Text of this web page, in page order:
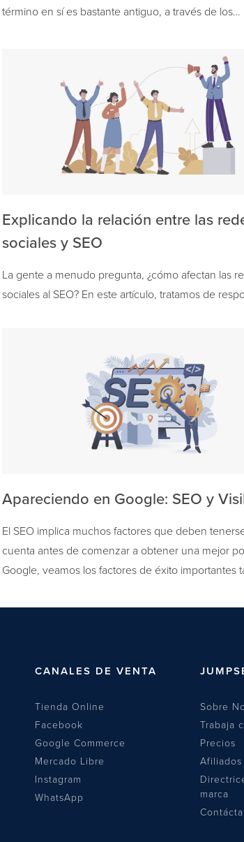
término en sí es bastante antiguo, a través de los…
Explicando la relación entre las
sociales y SEO
La gente a menudo pregunta, ¿cómo afectan las
sociales al SEO? En este artículo, tratamos de
Apareciendo en Google: SEO y
El SEO implica muchos factores que deben
cuenta antes de comenzar a obtener una mejor
Google, veamos los factores de éxito importantes
CANALES DE VENTA
Tienda Online
Facebook
Google Commerce
Mercado Libre
Instagram
WhatsApp
Sobre
Trabaja
Precios
Afiliados
marca